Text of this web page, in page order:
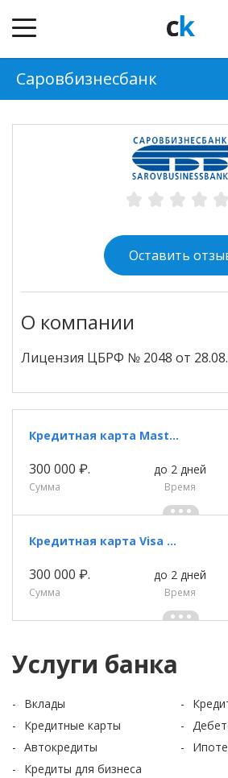
Саровбизнесбанк
Оставить
О компании
Лицензия ЦБРФ № 2048 от
Кредитная карта Masterсard Gold «Кэшка» Саровбизнесбанка
300 000 ₽.
Сумма
до 2 дней
Время
Кредитная карта Visa Gold «Кэшка» Саровбизнесбанка
300 000 ₽.
Сумма
до 2 дней
Время
Услуги банка
Вклады
Кредитные карты
Автокредиты
Кредиты для бизнеса